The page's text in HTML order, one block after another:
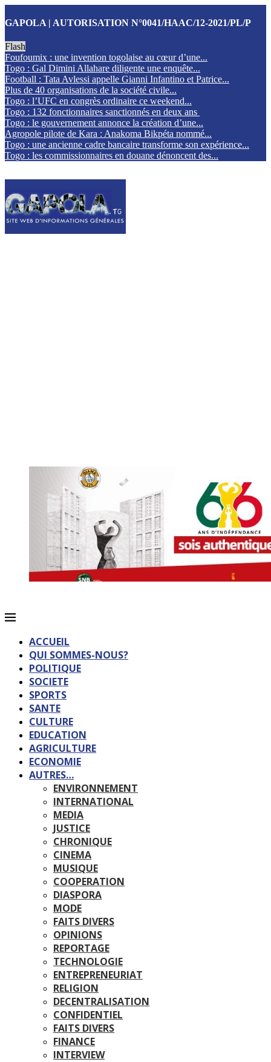
GAPOLA | AUTORISATION N°0041/HAAC/12-2021/PL/P
Flash
Foufoumix : une invention togolaise au cœur d’une...
Togo : Gal Dimini Allahare diligente une enquête...
Football : Tata Avlessi appelle Gianni Infantino et Patrice...
Plus de 40 organisations de la société civile...
Togo : l’UFC en congrès ordinaire ce weekend...
Togo : 132 fonctionnaires sanctionnés en deux ans
Togo : le gouvernement annonce la création d’une...
Agropole pilote de Kara : Anakoma Bikpéta nommé...
Togo : une ancienne cadre bancaire transforme son expérience...
Togo : les commissionnaires en douane dénoncent des...
ACCUEIL
QUI SOMMES-NOUS?
POLITIQUE
SOCIETE
SPORTS
SANTE
CULTURE
EDUCATION
AGRICULTURE
ECONOMIE
AUTRES…
ENVIRONNEMENT
INTERNATIONAL
MEDIA
JUSTICE
CHRONIQUE
CINEMA
MUSIQUE
COOPERATION
DIASPORA
MODE
FAITS DIVERS
OPINIONS
REPORTAGE
TECHNOLOGIE
ENTREPRENEURIAT
RELIGION
DECENTRALISATION
CONFIDENTIEL
FAITS DIVERS
FINANCE
INTERVIEW